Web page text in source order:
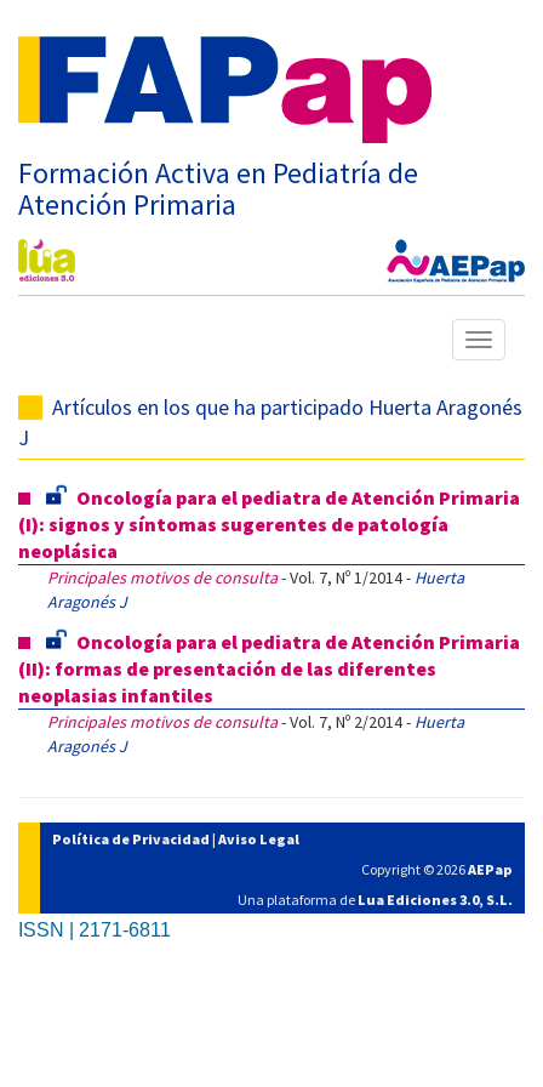
Formación Activa en Pediatría de
Atención Primaria
Mostrar
menú
Artículos en los que ha participado Huerta Aragonés
J
Oncología para el pediatra de Atención Primaria
(I): signos y síntomas sugerentes de patología
neoplásica
Principales motivos de consulta- Vol. 7, Nº 1/2014 - Huerta
Aragonés J
Oncología para el pediatra de Atención Primaria
(II): formas de presentación de las diferentes
neoplasias infantiles
Principales motivos de consulta- Vol. 7, Nº 2/2014 - Huerta
Aragonés J
Política de Privacidad | Aviso Legal
Copyright © 2026AEPap
Una plataforma de Lua Ediciones 3.0, S.L.
ISSN | 2171-6811